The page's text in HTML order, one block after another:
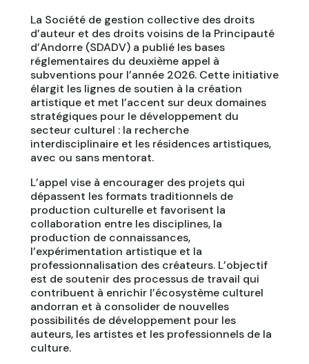
La Société de gestion collective des droits
d’auteur et des droits voisins de la Principauté
d’Andorre (SDADV) a publié les bases
réglementaires du deuxième appel à
subventions pour l’année 2026. Cette initiative
élargit les lignes de soutien à la création
artistique et met l’accent sur deux domaines
stratégiques pour le développement du
secteur culturel : la recherche
interdisciplinaire et les résidences artistiques,
avec ou sans mentorat.
L’appel vise à encourager des projets qui
dépassent les formats traditionnels de
production culturelle et favorisent la
collaboration entre les disciplines, la
production de connaissances,
l’expérimentation artistique et la
professionnalisation des créateurs. L’objectif
est de soutenir des processus de travail qui
contribuent à enrichir l’écosystème culturel
andorran et à consolider de nouvelles
possibilités de développement pour les
auteurs, les artistes et les professionnels de la
culture.